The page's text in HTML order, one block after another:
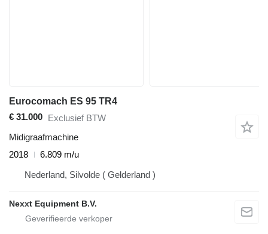
Eurocomach ES 95 TR4
€ 31.000 Exclusief BTW
Midigraafmachine
2018
6.809 m/u
Nederland, Silvolde ( Gelderland )
Nexxt Equipment B.V.